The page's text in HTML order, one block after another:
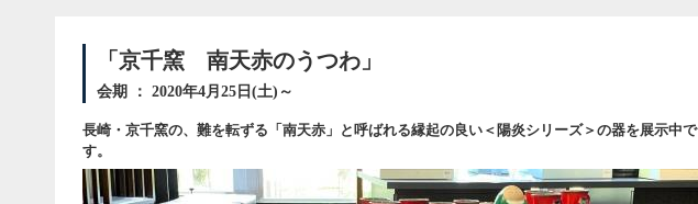
「京千窯 南天赤のうつわ」
会期 ： 2020年4月25日(土)～
長崎・京千窯の、難を転ずる「南天赤」と呼ばれる縁起の良い＜陽炎シリーズ＞の器を展示中で
す。